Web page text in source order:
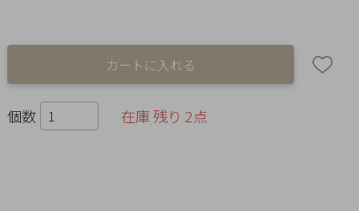
個数 在庫 残り 2点
Disney
Season
Other